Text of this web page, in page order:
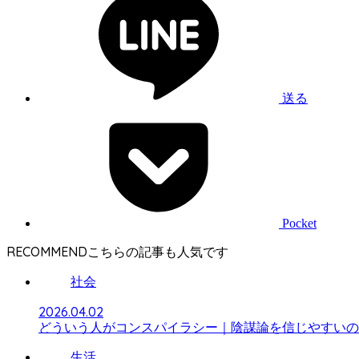
送る
Pocket
RECOMMEND
社会
2026.04.02
どういう人がコンスパイラシー｜陰謀論を信じやすい